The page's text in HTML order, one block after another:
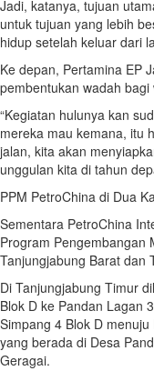
Jadi, katanya, tujuan
untuk tujuan yang lebih
hidup setelah keluar dari
Ke depan, Pertamina EP
pembentukan wadah
“Kegiatan hulunya kan
mereka mau kemana, itu
jalan, kita akan
unggulan kita di tahun
PPM PetroChina di Dua
Sementara PetroChina
Program Pengembangan
Tanjungjabung Barat dan
Di Tanjungjabung Timur
Blok D ke Pandan Lagan
Simpang 4 Blok D
yang berada di Desa
Geragai.